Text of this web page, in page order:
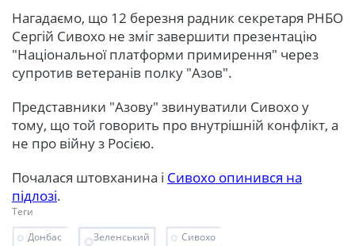
Нагадаємо, що 12 березня радник секретаря РНБО
Сергій Сивохо не зміг завершити презентацію
"Національної платформи примирення" через
супротив ветеранів полку "Азов".
Представники "Азову" звинуватили Сивохо у
тому, що той говорить про внутрішній конфлікт, а
не про війну з Росією.
Почалася штовханина і Сивохо опинився на
підлозі.
Теги
Донбас
Зеленський Сивохо